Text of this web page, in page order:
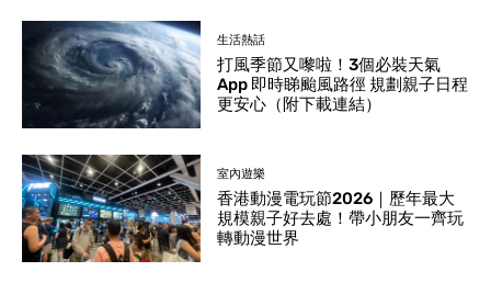
生活熱話
打風季節又嚟啦！3個必裝天氣
App 即時睇颱風路徑 規劃親子日程
更安心（附下載連結）
室內遊樂
香港動漫電玩節2026｜歷年最大
規模親子好去處！帶小朋友一齊玩
轉動漫世界